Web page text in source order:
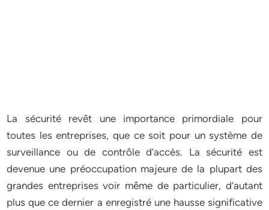
La sécurité revêt une importance primordiale pour
toutes les entreprises, que ce soit pour un système de
surveillance ou de contrôle d’accès. La sécurité est
devenue une préoccupation majeure de la plupart des
grandes entreprises voir même de particulier, d’autant
plus que ce dernier a enregistré une hausse significative